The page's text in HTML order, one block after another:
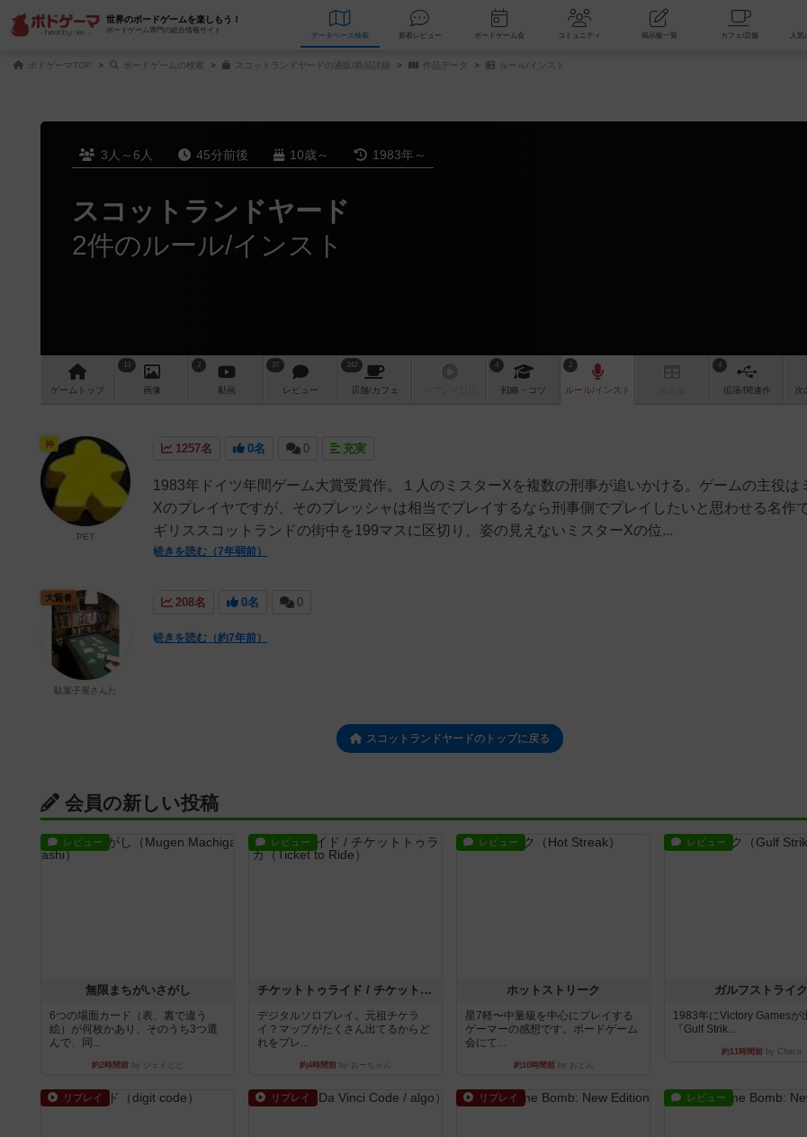
世界のボードゲームを楽しもう！
ボードゲーム専門の総合情報サイト
データベース 検索 新着レビュー ボードゲーム会 コミュニティ 掲示板一覧
ボドゲーマTOP ボードゲームの検索 スコットランドヤードの通販/商品詳細 作品データ ルール/インスト
3人～6人 45分前後 10歳～ 1983年～
スコットランドヤード
2件のルール/インスト
ゲーム トップ
13
画像
2
動画
37
レビュー
242
店舗/カフェ
4
戦略 ・コツ
2
ルール/インスト
4
拡張/関連作 次
1257名 0名 0 充実
1983年ドイツ年間ゲーム大賞受賞作。１人のミスターXを複数の刑事が追いかける。ゲームの主役は
Xのプレイヤですが、そのプレッシャは相当でプレイするなら刑事側でプレイしたいと思わせる名作
ギリススコットランドの街中を199マスに区切り、姿の見えないミスターXの位...
続きを読む（7年弱前）
神
PET
208名 0名 0
続きを読む（約7年前）
大賢者
駄菓子屋さんた
スコットランドヤードのトップに戻る
会員の新しい投稿
レビュー
無限まちがいさがし
6つの場面カード（表、裏で違う
絵）が何枚かあり、そのうち3つ選
んで、同...
約2時間前 by ジェイとと
レビュー
チケットトゥライド / チケットトゥライドアメリカ
デジタルソロプレイ。元祖チケラ
イ？マップがたくさん出てるからど
れをプレ...
約4時間前 by おーちゃん
レビュー
ホットストリーク
星7軽〜中量級を中心にプレイする
ゲーマーの感想です。ボードゲーム
会にて...
約10時間前by おとん
レビュー
ガルフストライク
1983年にVictory Gamesが
『Gulf Strik...
約11時間前by Chaco
リプレイ リプレイ リプレイ レビュー